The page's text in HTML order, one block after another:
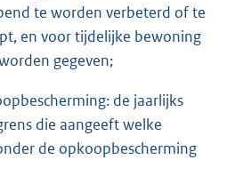
te worden verbeterd of te
en voor tijdelijke bewoning
gegeven;
de jaarlijks
die aangeeft welke
de opkoopbescherming